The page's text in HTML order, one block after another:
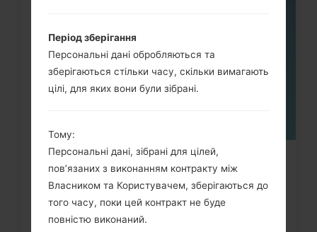
Як видалити усі дані з телефону
через меню на LG G3,...
Період зберігання
Персональні дані обробляються та
зберігаються стільки часу, скільки вимагають
цілі, для яких вони були зібрані.
Тому:
Персональні дані, зібрані для цілей,
пов’язаних з виконанням контракту між
Власником та Користувачем, зберігаються до
того часу, поки цей контракт не буде
повністю виконаний.